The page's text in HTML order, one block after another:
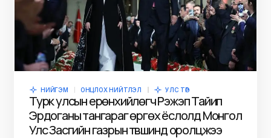
НИЙГЭМ ОНЦЛОХ НИЙТЛЭЛ УЛС ТӨР
Турк улсын ерөнхийлөгч Рэжэп Тайип
Эрдоганы тангараг өргөх ёслолд Монгол
Улс Засгийн газрын түвшинд оролцжээ